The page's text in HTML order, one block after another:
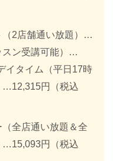
（2店舗通い放題）…
スン受講可能）…
イタイム（平日17時
…12,315円（税込
全店通い放題＆全
…15,093円（税込